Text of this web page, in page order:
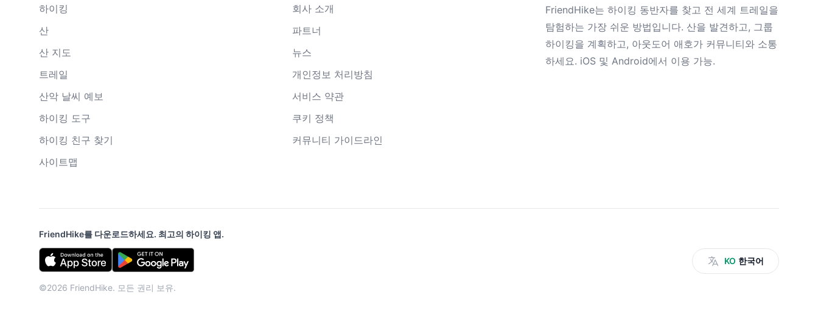
하이킹
산
산 지도
트레일
산악 날씨 예보
하이킹 도구
하이킹 친구 찾기
사이트맵
회사 소개
파트너
뉴스
개인정보 처리방침
서비스 약관
쿠키 정책
커뮤니티 가이드라인
FriendHike는 하이킹 동반자를 찾고 전 세계 트레일을
탐험하는 가장 쉬운 방법입니다. 산을 발견하고, 그룹
하이킹을 계획하고, 아웃도어 애호가 커뮤니티와 소통
하세요. iOS 및 Android에서 이용 가능.
FriendHike를 다운로드하세요. 최고의 하이킹 앱.
©2026 FriendHike. 모든 권리 보유.
KO 한국어